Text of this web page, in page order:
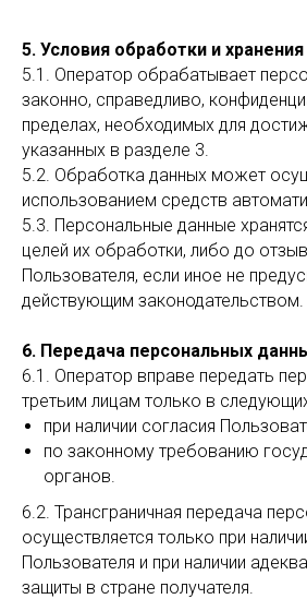
5. Условия обработки и
5.1. Оператор обрабатывает
законно, справедливо,
пределах, необходимых для
указанных в разделе 3.
5.2. Обработка данных может
использованием средств
5.3. Персональные данные
целей их обработки, либо до
Пользователя, если иное не
действующим законодательством.
6. Передача персональных
6.1. Оператор вправе передать
третьим лицам только в
при наличии согласия
по законному требованию
органов.
6.2. Трансграничная передача
осуществляется только при
Пользователя и при наличии
защиты в стране получателя.